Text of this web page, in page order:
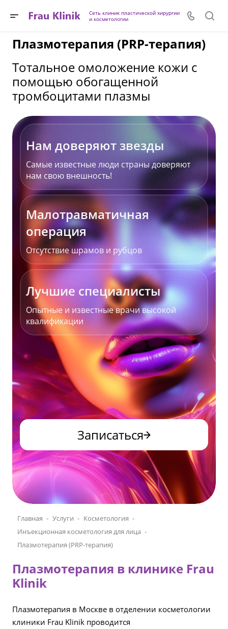
Сеть клиник пластической хирургии
и косметологии
Плазмотерапия (PRP-терапия)
Тотальное омоложение кожи с
помощью обогащенной
тромбоцитами плазмы
Нам доверяют звезды
Самые известные люди страны доверяют
нам свою внешность!
Малотравматичная
операция
Отсутствие шрамов и рубцов
Лучшие специалисты
Опытные и известные врачи высокой
квалификации
Записаться
Главная Услуги
Косметология
Инъекционная косметология для лица
Плазмотерапия (PRP-терапия)
Плазмотерапия в клинике Frau
Klinik
Плазмотерапия в Москве в отделении косметологии
клиники Frau Klinik проводится